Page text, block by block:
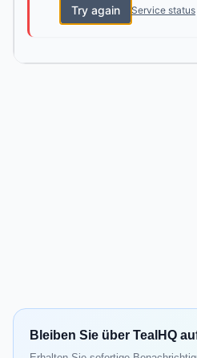
Try again Service status
Bleiben Sie über TealHQ